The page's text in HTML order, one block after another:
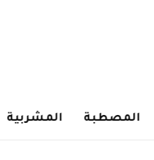
المصطبة المشربية